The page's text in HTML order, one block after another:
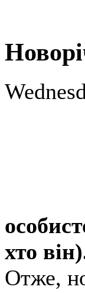
хто
Отже,